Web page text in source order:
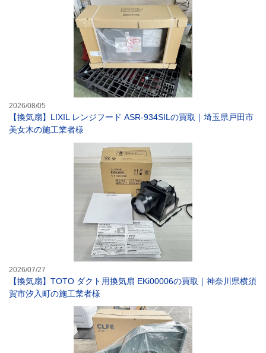
2026/08/05
【換気扇】LIXIL レンジフード ASR-934SILの買取｜埼玉県戸田市
美女木の施工業者様
2026/07/27
【換気扇】TOTO ダクト用換気扇 EKi00006の買取｜神奈川県横須
賀市汐入町の施工業者様